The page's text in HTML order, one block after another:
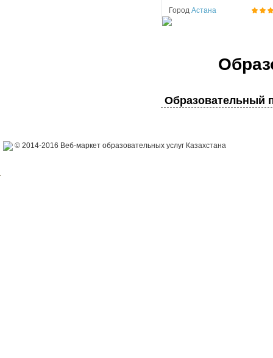
Город Астана
Образовательный
© 2014-2016 Веб-маркет образовательных услуг Казахстана